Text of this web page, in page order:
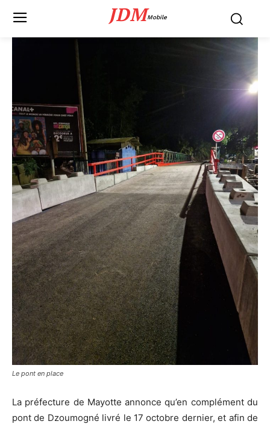
JDMMobile
Le pont en place
La préfecture de Mayotte annonce qu’en complément du
pont de Dzoumogné livré le 17 octobre dernier, et afin de